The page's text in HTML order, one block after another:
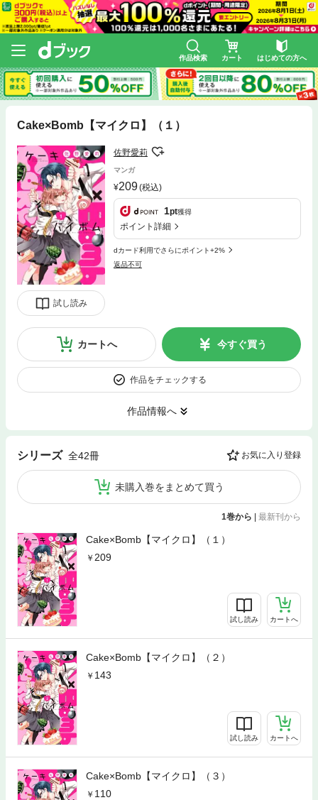
作品検索 カート はじめての方へ
Cake×Bomb【マイクロ】（１）
試し読み
佐野愛莉
マンガ
209(税込)
1pt獲得
ポイント詳細
dカード利用でさらにポイント+2%
返品不可
カートへ 今すぐ買う
作品をチェックする
作品情報へ
シリーズ 全42冊 お気に入り登録
未購入巻をまとめて買う
1巻から 最新刊から
Cake×Bomb【マイクロ】（１）
209
試し読み カートへ
Cake×Bomb【マイクロ】（２）
143
試し読み カートへ
Cake×Bomb【マイクロ】（３）
110